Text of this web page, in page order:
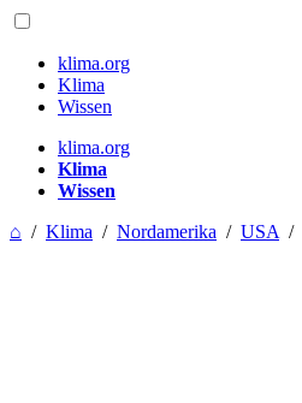
klima.org
Klima
Wissen
klima.org
Klima
Wissen
⌂ / Klima / Nordamerika / USA /